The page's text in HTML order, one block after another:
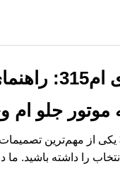
تخصصی
جلو ام وی
یکی از مهم‌ترین
را داشته باشید. ما